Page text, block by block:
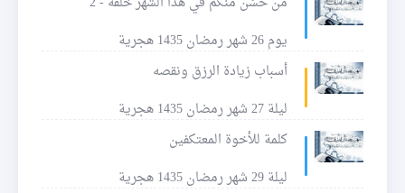
يوم 26 شهر رمضان 1435 هجرية
أسباب زيادة الرزق ونقصه
ليلة 27 شهر رمضان 1435 هجرية
كلمة للأخوة المعتكفين
ليلة 29 شهر رمضان 1435 هجرية